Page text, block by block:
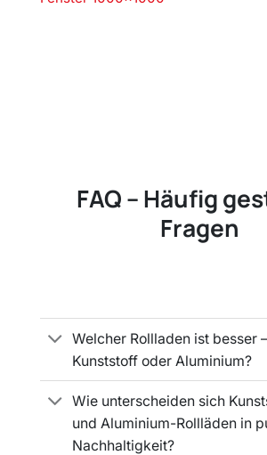
FAQ – Häufig
Fragen
Welcher Rollladen ist besser –
Kunststoff oder Aluminium?
Wie unterscheiden sich
und Aluminium-Rollläden in
Nachhaltigkeit?